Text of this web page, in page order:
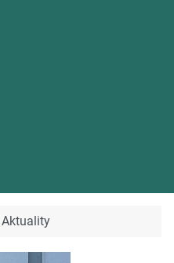
Aktuality